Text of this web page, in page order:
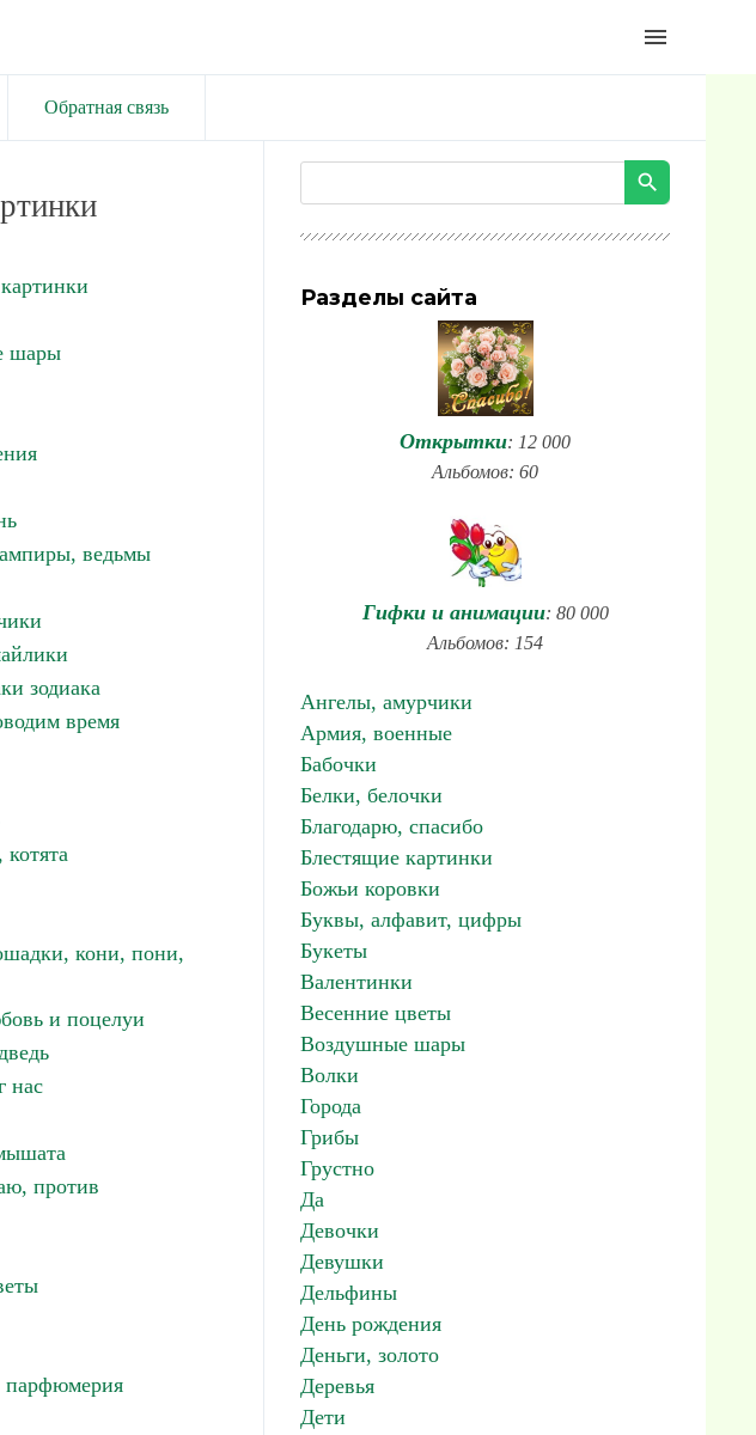
menu
Обратная связь
шары
ведьмы
зодиака
время
кони, пони,
и поцелуи
нас
против
парфюмерия
Разделы сайта
Открытки: 12 000
Альбомов: 60
Гифки и анимации: 80 000
Альбомов: 154
Ангелы, амурчики
Армия, военные
Бабочки
Белки, белочки
Благодарю, спасибо
Блестящие картинки
Божьи коровки
Буквы, алфавит, цифры
Букеты
Валентинки
Весенние цветы
Воздушные шары
Волки
Города
Грибы
Грустно
Да
Девочки
Девушки
Дельфины
День рождения
Деньги, золото
Деревья
Дети